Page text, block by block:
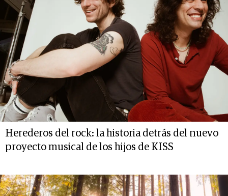
Herederos del rock: la historia detrás del nuevo
proyecto musical de los hijos de KISS